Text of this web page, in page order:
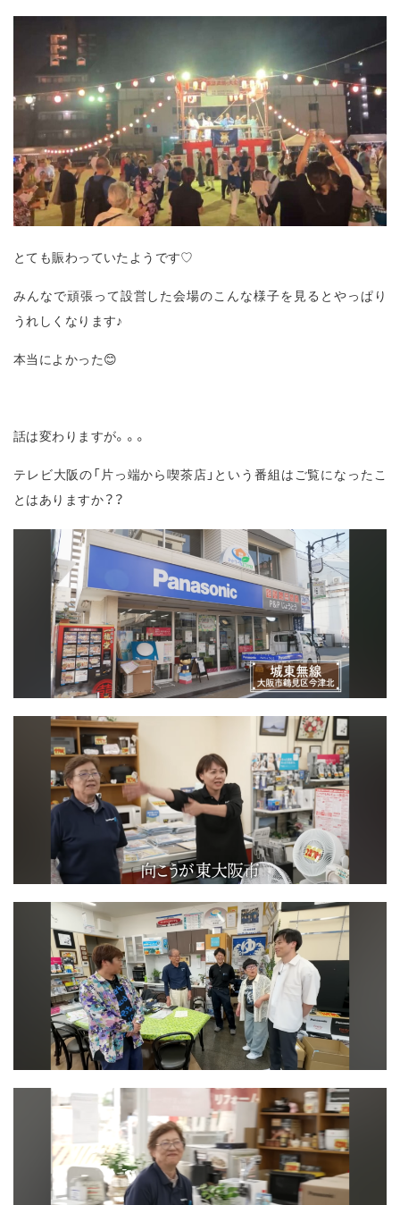
とても賑わっていたようです♡
みんなで頑張って設営した会場のこんな様子を見るとやっぱり
うれしくなります♪
本当によかった😊
話は変わりますが。。。
テレビ大阪の「片っ端から喫茶店」という番組はご覧になったこ
とはありますか？？